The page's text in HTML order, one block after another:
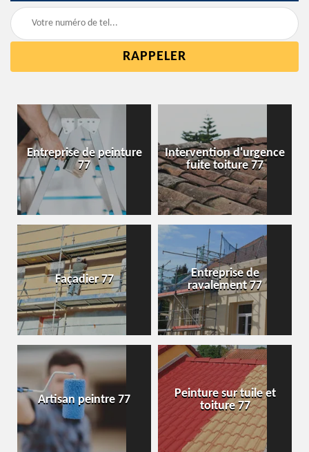
Entreprise de peinture
77
Intervention d'urgence
fuite toiture 77
Façadier 77
Entreprise de
ravalement 77
Artisan peintre 77
Peinture sur tuile et
toiture 77